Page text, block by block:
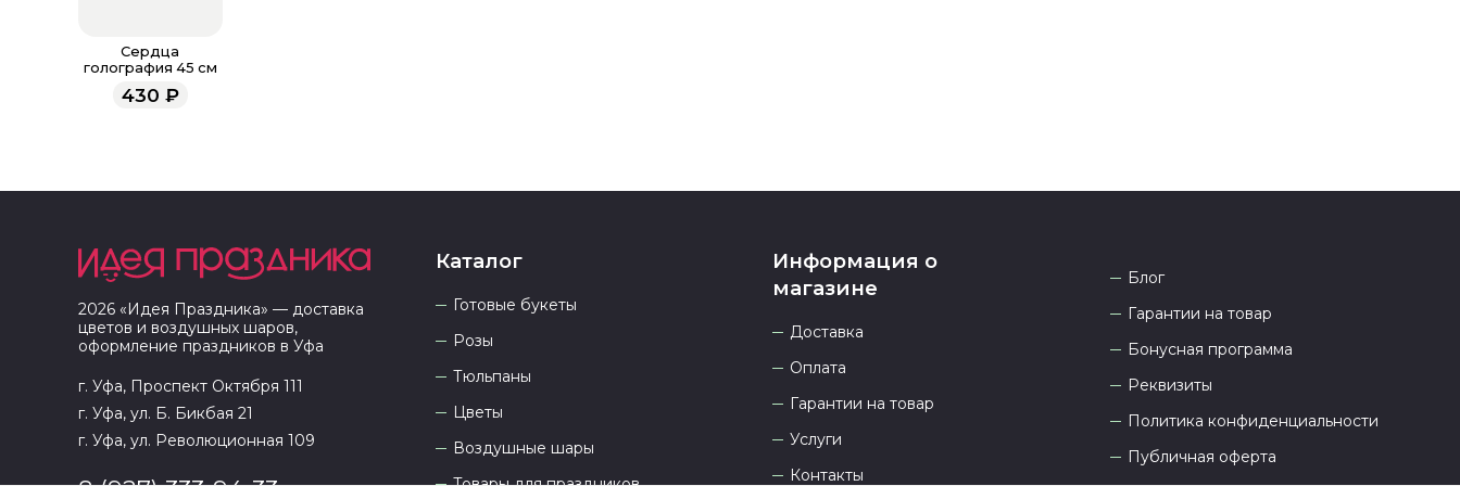
Сердца
голография 45 см
430 ₽
2026 «Идея Праздника» — доставка
цветов и воздушных шаров,
оформление праздников в Уфа
г. Уфа, Проспект Октября 111
г. Уфа, ул. Б. Бикбая 21
г. Уфа, ул. Революционная 109
Каталог
Готовые букеты
Розы
Тюльпаны
Цветы
Воздушные шары
Информация о
магазине
Доставка
Оплата
Гарантии на товар
Услуги
Контакты
Блог
Гарантии на товар
Бонусная программа
Реквизиты
Политика конфиденциальности
Публичная оферта